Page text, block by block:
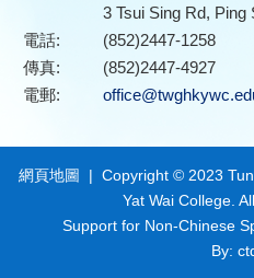
3 Tsui Sing Rd, Ping
電話:
(852)2447-1258
傳真:
(852)2447-4927
電郵:
網頁地圖 | Copyright © 2023
Yat Wai College.
Support for Non-Chinese
By: